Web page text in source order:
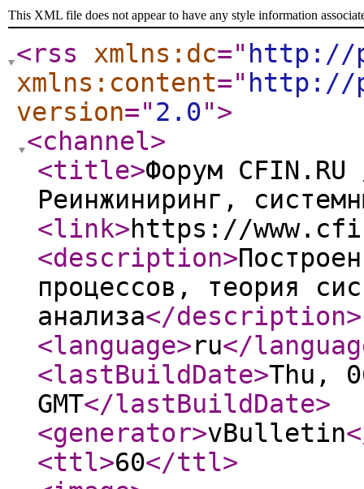
This XML file does not appear to have any style information
<rss xmlns:dc=" http://
xmlns:content=" http://
version="2.0">
<channel>
<title>Форум CFIN.RU
Реинжиниринг,
<link>https://
<description>
процессов, теория
анализа</description>
<language>ru</
<lastBuildDate>Thu,
GMT</lastBuildDate>
<generator>vBulletin
<ttl>60</ttl>